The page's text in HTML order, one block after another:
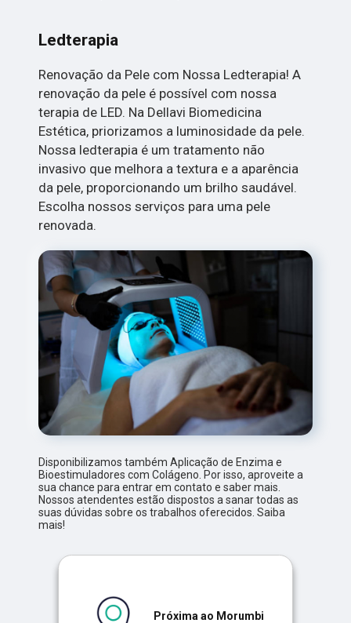
Ledterapia
Renovação da Pele com Nossa Ledterapia! A
renovação da pele é possível com nossa
terapia de LED. Na Dellavi Biomedicina
Estética, priorizamos a luminosidade da pele.
Nossa ledterapia é um tratamento não
invasivo que melhora a textura e a aparência
da pele, proporcionando um brilho saudável.
Escolha nossos serviços para uma pele
renovada.
Disponibilizamos também Aplicação de Enzima e
Bioestimuladores com Colágeno. Por isso, aproveite a
sua chance para entrar em contato e saber mais.
Nossos atendentes estão dispostos a sanar todas as
suas dúvidas sobre os trabalhos oferecidos. Saiba
mais!
Próxima ao Morumbi